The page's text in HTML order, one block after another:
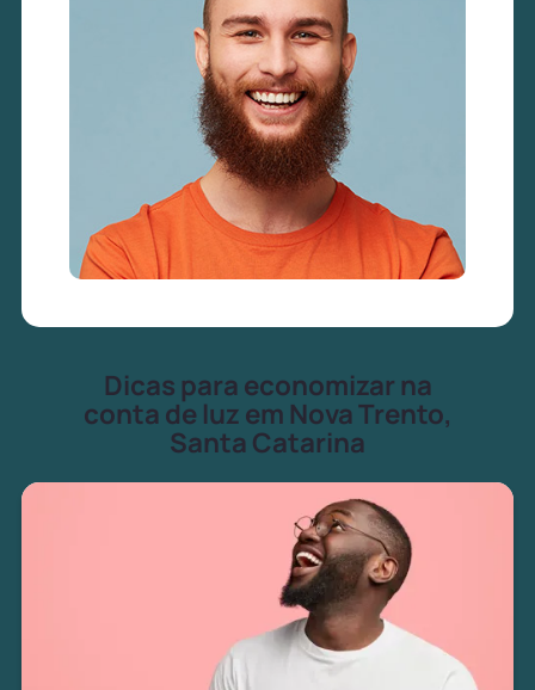
Dicas para economizar na
conta de luz em Nova Trento,
Santa Catarina